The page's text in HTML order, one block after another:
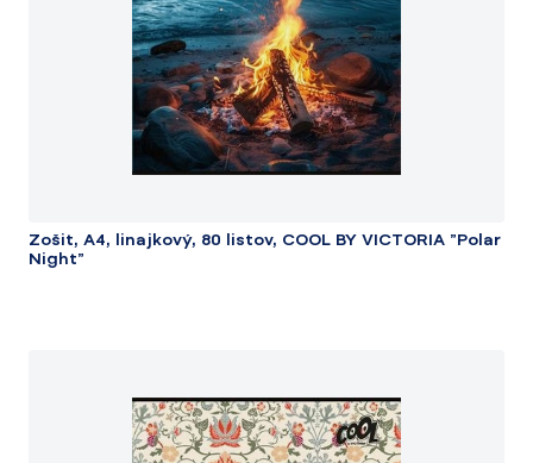
Zošit, A4, linajkový, 80 listov, COOL BY VICTORIA "Polar
Night"